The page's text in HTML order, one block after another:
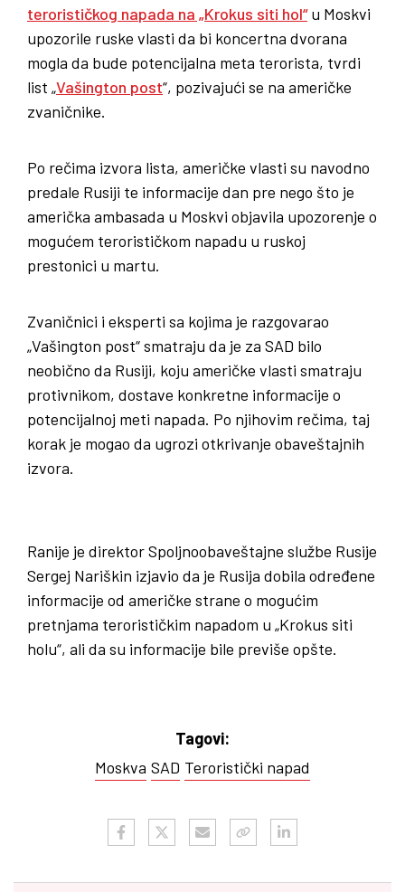
terorističkog napada na „Krokus siti hol“u Moskvi
upozorile ruske vlasti da bi koncertna dvorana
mogla da bude potencijalna meta terorista, tvrdi
list „Vašington post“, pozivajući se na američke
zvaničnike.
Po rečima izvora lista, američke vlasti su navodno
predale Rusiji te informacije dan pre nego što je
američka ambasada u Moskvi objavila upozorenje o
mogućem terorističkom napadu u ruskoj
prestonici u martu.
Zvaničnici i eksperti sa kojima je razgovarao
„Vašington post“ smatraju da je za SAD bilo
neobično da Rusiji, koju američke vlasti smatraju
protivnikom, dostave konkretne informacije o
potencijalnoj meti napada. Po njihovim rečima, taj
korak je mogao da ugrozi otkrivanje obaveštajnih
izvora.
Ranije je direktor Spoljnoobaveštajne službe Rusije
Sergej Nariškin izjavio da je Rusija dobila određene
informacije od američke strane o mogućim
pretnjama terorističkim napadom u „Krokus siti
holu“, ali da su informacije bile previše opšte.
Tagovi:
Moskva SAD Teroristički napad